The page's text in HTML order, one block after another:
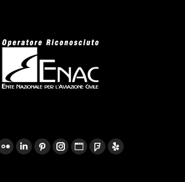
FlickrLinkedinPinterestInstagram
Sito Foursquare
Yelp